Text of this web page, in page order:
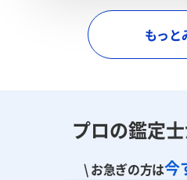
もっと
プロの鑑定
\ お急ぎの方は今